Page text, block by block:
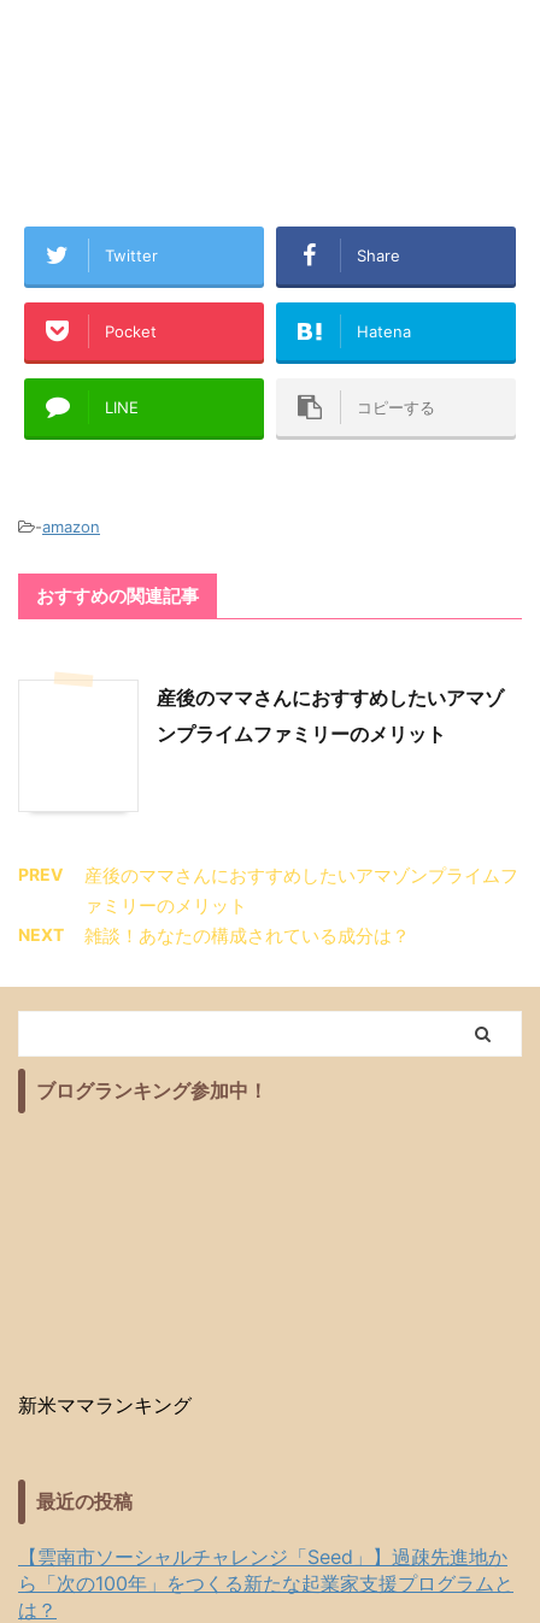
Twitter Share
Pocket Hatena
LINE コピーする
-amazon
おすすめの関連記事
産後のママさんにおすすめしたいアマゾ
ンプライムファミリーのメリット
PREV
産後のママさんにおすすめしたいアマゾンプライムフ
ァミリーのメリット
NEXT 雑談！あなたの構成されている成分は？
ブログランキング参加中！
新米ママランキング
最近の投稿
【雲南市ソーシャルチャレンジ「Seed」】過疎先進地か
ら「次の100年」をつくる新たな起業家支援プログラムと
は？